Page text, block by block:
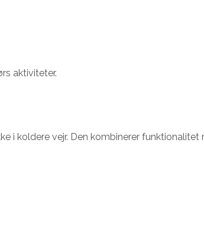
aktiviteter.
i koldere vejr. Den kombinerer